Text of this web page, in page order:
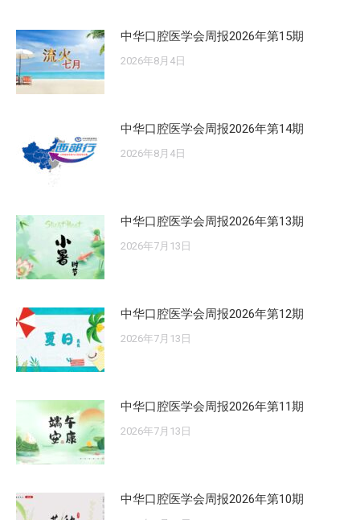
中华口腔医学会周报2026年第15期
2026年8月4日
中华口腔医学会周报2026年第14期
2026年8月4日
中华口腔医学会周报2026年第13期
2026年7月13日
中华口腔医学会周报2026年第12期
2026年7月13日
中华口腔医学会周报2026年第11期
2026年7月13日
中华口腔医学会周报2026年第10期